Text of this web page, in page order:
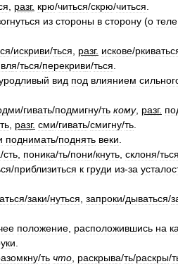
разг. крю/читься/скрю/читься
из стороны в сторону (о теле
/искриви/ться разг. искове/
я/ться/перекриви/ться
вид под влиянием
и/гивать/подмигну/ть кому, разг.
ть разг. сми/гивать/смигну/ть
поднимать/поднять веки
/сть поника/ть/пони/кнуть склоня/ться
/приблизиться к груди из-за
/заки/нуться запроки/дываться/
положение расположившись на
у/ть что раскрыва/ть/раскры/